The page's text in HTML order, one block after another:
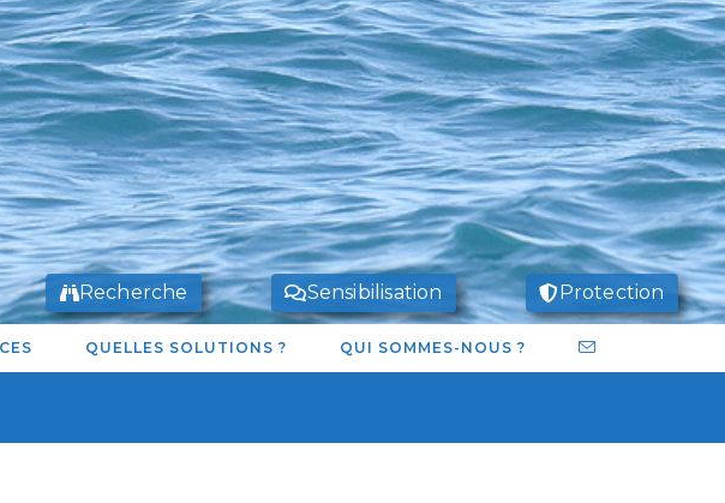
Recherche Sensibilisation Protection
QUELLES SOLUTIONS ? QUI SOMMES-NOUS ?